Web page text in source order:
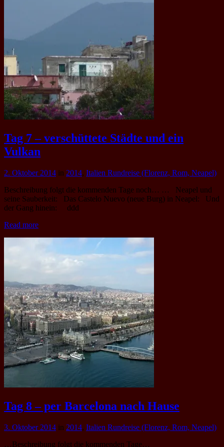
Tag 7 – verschüttete Städte und ein
Vulkan
2. Oktober 2014 in 2014, Italien Rundreise (Florenz, Rom, Neapel)
Beschreibung folgt die kommenden Tage noch… … Neapel und
seine Sauberkeit: Das Castelo Nuevo (neue Burg) in Neapel: Und
der Gang hinein: ddd
Read more
Tag 8 – per Barcelona nach Hause
3. Oktober 2014 in 2014, Italien Rundreise (Florenz, Rom, Neapel)
…Beschreibung folgt die kommenden Tage…